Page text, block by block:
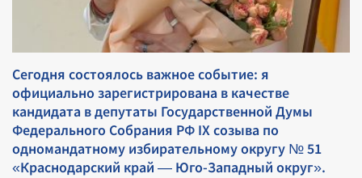
Сегодня состоялось важное событие: я
официально зарегистрирована в качестве
кандидата в депутаты Государственной Думы
Федерального Собрания РФ IX созыва по
одномандатному избирательному округу № 51
«Краснодарский край — Юго-Западный округ».